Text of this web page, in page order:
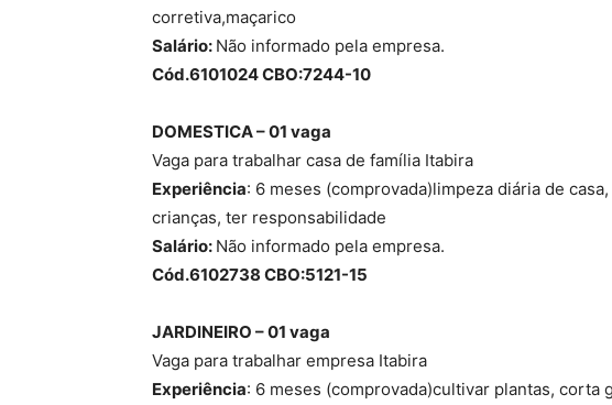
corretiva,maçarico
Salário: Não informado pela empresa.
Cód.6101024 CBO:7244-10
DOMESTICA – 01 vaga
Vaga para trabalhar casa de família Itabira
Experiência: 6 meses (comprovada)limpeza diária de
crianças, ter responsabilidade
Salário: Não informado pela empresa.
Cód.6102738 CBO:5121-15
JARDINEIRO – 01 vaga
Vaga para trabalhar empresa Itabira
Experiência: 6 meses (comprovada)cultivar plantas, corta